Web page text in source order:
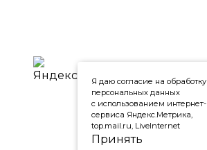
Я даю согласие на обработку
персональных данных
с использованием интернет-
сервиса Яндекс.Метрика,
top.mail.ru, LiveInternet
Принять